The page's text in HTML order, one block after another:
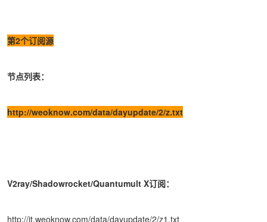
第2个订阅源
节点列表：
http://weoknow.com/data/dayupdate/2/z.txt
V2ray/Shadowrocket/Quantumult X订阅：
http://it.weoknow.com/data/dayupdate/2/z1.txt